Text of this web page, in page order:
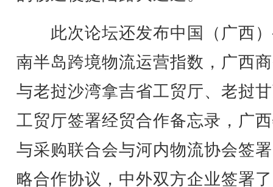
此次论坛还发布中国（广西
南半岛跨境物流运营指数，广西
与老挝沙湾拿吉省工贸厅、老挝
工贸厅签署经贸合作备忘录，广
与采购联合会与河内物流协会签
略合作协议，中外双方企业签署